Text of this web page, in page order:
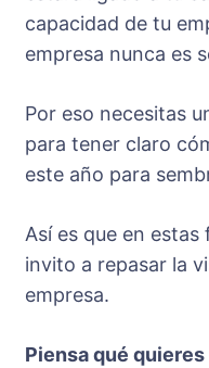
capacidad de tu
empresa nunca es
Por eso necesitas
para tener claro
este año para
Así es que en
invito a repasar la
empresa.
Piensa qué